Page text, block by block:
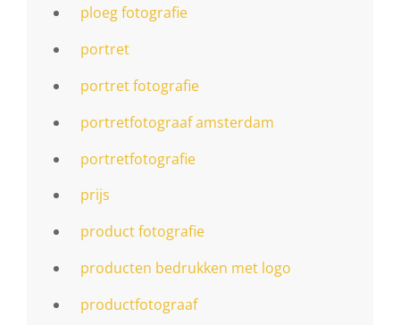
ploeg fotografie
portret
portret fotografie
portretfotograaf amsterdam
portretfotografie
prijs
product fotografie
producten bedrukken met logo
productfotograaf